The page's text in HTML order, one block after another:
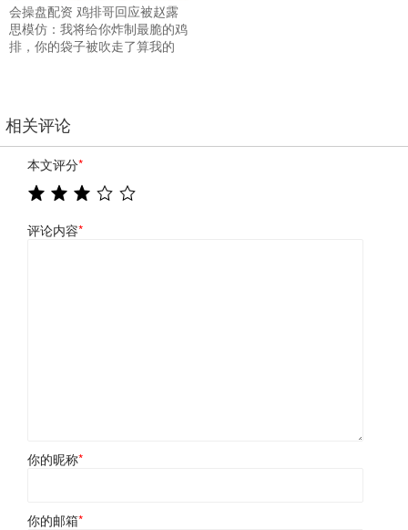
会操盘配资 鸡排哥回应被赵露
思模仿：我将给你炸制最脆的鸡
排，你的袋子被吹走了算我的
相关评论
本文评分*
评论内容*
你的昵称*
你的邮箱*